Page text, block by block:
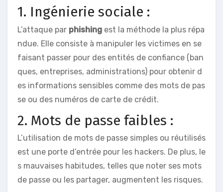
1. Ingénierie sociale :
L’attaque par phishing est la méthode la plus répa
ndue. Elle consiste à manipuler les victimes en se
faisant passer pour des entités de confiance (ban
ques, entreprises, administrations) pour obtenir d
es informations sensibles comme des mots de pas
se ou des numéros de carte de crédit.
2. Mots de passe faibles :
L’utilisation de mots de passe simples ou réutilisés
est une porte d’entrée pour les hackers. De plus, le
s mauvaises habitudes, telles que noter ses mots
de passe ou les partager, augmentent les risques.